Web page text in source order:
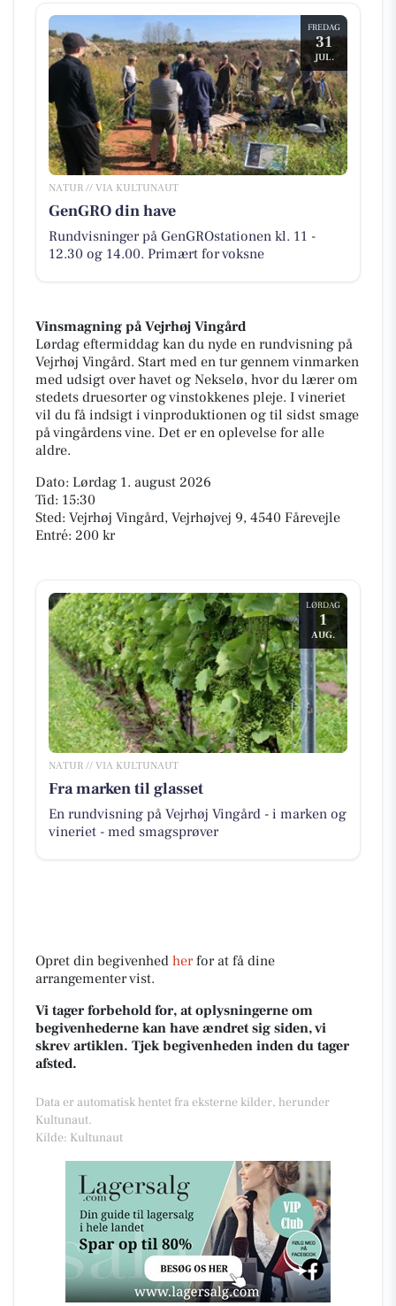
FREDAG
31
JUL.
NATUR // VIA KULTUNAUT
GenGRO din have
Rundvisninger på GenGROstationen kl. 11 -
12.30 og 14.00. Primært for voksne
Vinsmagning på Vejrhøj Vingård
Lørdag eftermiddag kan du nyde en rundvisning på
Vejrhøj Vingård. Start med en tur gennem vinmarken
med udsigt over havet og Nekselø, hvor du lærer om
stedets druesorter og vinstokkenes pleje. I vineriet
vil du få indsigt i vinproduktionen og til sidst smage
på vingårdens vine. Det er en oplevelse for alle
aldre.
Dato: Lørdag 1. august 2026
Tid: 15:30
Sted: Vejrhøj Vingård, Vejrhøjvej 9, 4540 Fårevejle
Entré: 200 kr
LØRDAG
1
AUG.
NATUR // VIA KULTUNAUT
Fra marken til glasset
En rundvisning på Vejrhøj Vingård - i marken og
vineriet - med smagsprøver
Opret din begivenhed herfor at få dine
arrangementer vist.
Vi tager forbehold for, at oplysningerne om
begivenhederne kan have ændret sig siden, vi
skrev artiklen. Tjek begivenheden inden du tager
afsted.
Data er automatisk hentet fra eksterne kilder, herunder
Kultunaut.
Kilde: Kultunaut